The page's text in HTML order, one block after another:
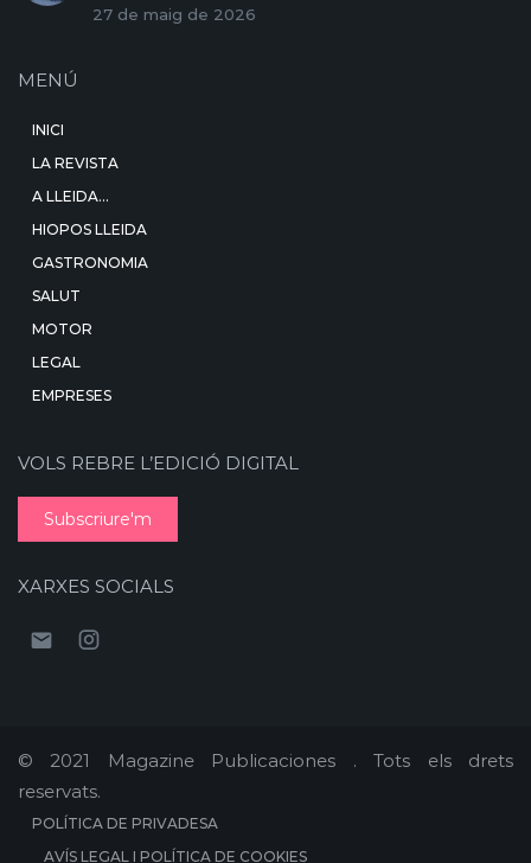
27 de maig de 2026
MENÚ
INICI
LA REVISTA
A LLEIDA…
HIOPOS LLEIDA
GASTRONOMIA
SALUT
MOTOR
LEGAL
EMPRESES
VOLS REBRE L’EDICIÓ DIGITAL
Subscriure'm
XARXES SOCIALS
© 2021 Magazine Publicaciones . Tots els drets
reservats.
POLÍTICA DE PRIVADESA
AVÍS LEGAL I POLÍTICA DE COOKIES